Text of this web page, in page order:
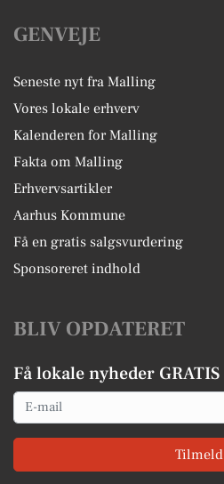
GENVEJE
Seneste nyt fra Malling
Vores lokale erhverv
Kalenderen for Malling
Fakta om Malling
Erhvervsartikler
Aarhus Kommune
Få en gratis salgsvurdering
Sponsoreret indhold
BLIV OPDATERET
Få lokale nyheder GRATIS
Email
Tilmeld